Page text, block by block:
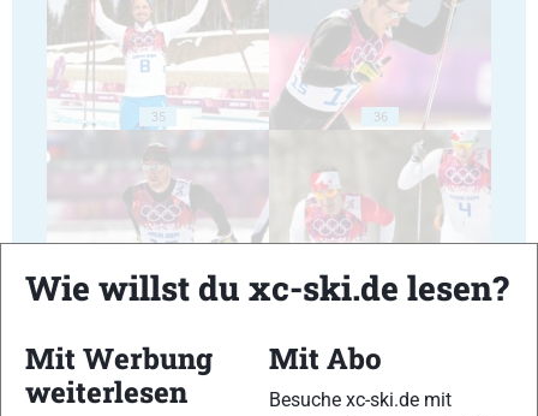
35 36
37 38
Wie willst du xc-ski.de lesen?
Mit Werbung
weiterlesen
Mit Abo
Besuche xc-ski.de mit